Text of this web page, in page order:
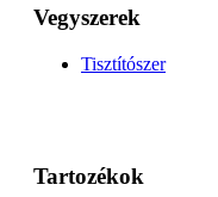
Vegyszerek
Tisztítószer
Tartozékok